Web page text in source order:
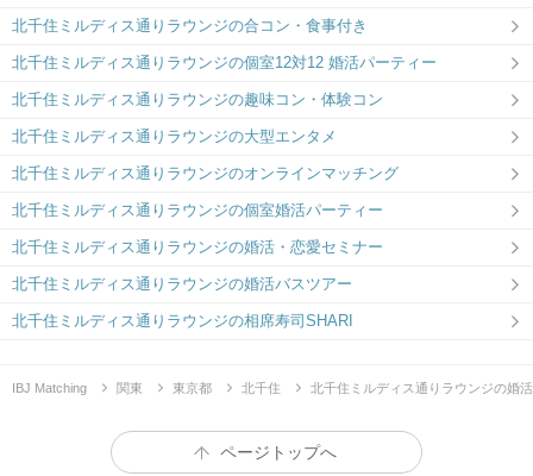
北千住ミルディス通りラウンジの合コン・食事付き
北千住ミルディス通りラウンジの個室12対12 婚活パーティー
北千住ミルディス通りラウンジの趣味コン・体験コン
北千住ミルディス通りラウンジの大型エンタメ
北千住ミルディス通りラウンジのオンラインマッチング
北千住ミルディス通りラウンジの個室婚活パーティー
北千住ミルディス通りラウンジの婚活・恋愛セミナー
北千住ミルディス通りラウンジの婚活バスツアー
北千住ミルディス通りラウンジの相席寿司SHARI
IBJ Matching 関東 東京都 北千住 北千住ミルディス通りラウンジの婚
ページトップへ